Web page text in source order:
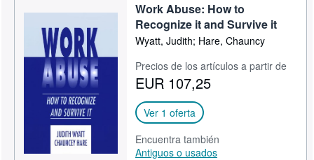
Vendedores
Comenzar a vender
CERRAR
Work Abuse: How to
Recognize it and Survive it
Wyatt, Judith; Hare, Chauncy
Precios de los artículos a partir de
EUR 107,25
Ver 1 oferta
Encuentra también
Antiguos o usados